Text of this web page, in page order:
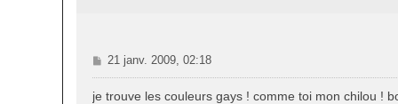
M
e
s
21 janv. 2009, 02:18
je trouve les couleurs gays ! comme toi mon chilou !